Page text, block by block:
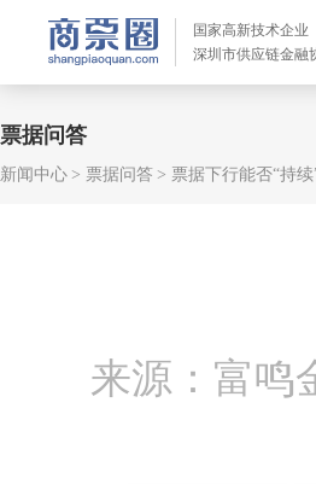
国家高新技术企业
深圳市供应链金融
票据问答
新闻中心 票据问答 票据下行能否“持续
来源：富鸣